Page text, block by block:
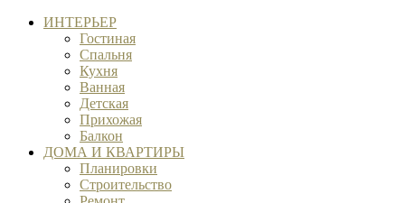
ИНТЕРЬЕР
Гостиная
Спальня
Кухня
Ванная
Детская
Прихожая
Балкон
ДОМА И КВАРТИРЫ
Планировки
Строительство